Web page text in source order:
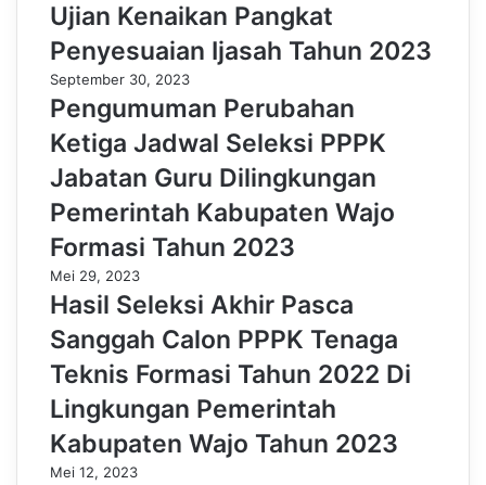
Ujian Kenaikan Pangkat
Penyesuaian Ijasah Tahun 2023
September 30, 2023
Pengumuman Perubahan
Ketiga Jadwal Seleksi PPPK
Jabatan Guru Dilingkungan
Pemerintah Kabupaten Wajo
Formasi Tahun 2023
Mei 29, 2023
Hasil Seleksi Akhir Pasca
Sanggah Calon PPPK Tenaga
Teknis Formasi Tahun 2022 Di
Lingkungan Pemerintah
Kabupaten Wajo Tahun 2023
Mei 12, 2023